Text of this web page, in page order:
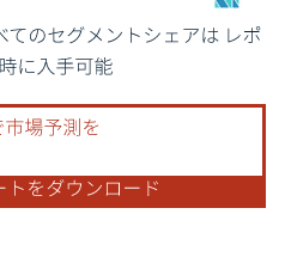
はCC BY 4.0の表示が必要です。